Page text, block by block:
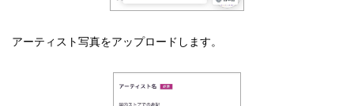
アーティスト写真をアップロードします。